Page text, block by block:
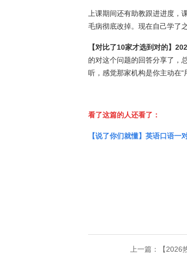
上课期间还有助教跟进进度，
毛病彻底改掉。现在自己学了
【对比了10家才选到对的】
的对这个问题的回答分享了，
听，感觉那家机构是你主动在“
看了这篇的人还看了：
【说了你们就懂】英语口语一
上一篇：【